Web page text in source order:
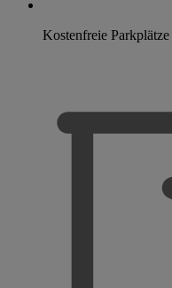
Kostenfreie Parkplätze